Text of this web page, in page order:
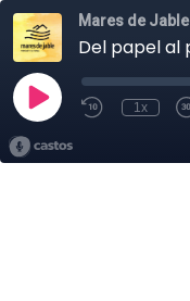
Mares de Jable
1x